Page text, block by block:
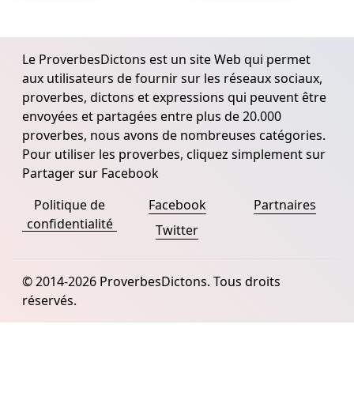
Le ProverbesDictons est un site Web qui permet
aux utilisateurs de fournir sur les réseaux sociaux,
proverbes, dictons et expressions qui peuvent être
envoyées et partagées entre plus de 20.000
proverbes, nous avons de nombreuses catégories.
Pour utiliser les proverbes, cliquez simplement sur
Partager sur Facebook
Politique de
confidentialité
Facebook
Twitter
Partnaires
© 2014-2026 ProverbesDictons. Tous droits
réservés.